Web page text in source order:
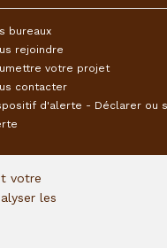
bureaux
rejoindre
votre projet
contacter
d'alerte - Déclarer ou
votre
les